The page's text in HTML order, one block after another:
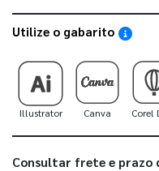
Utilize o gabarito Saiba
Illustrator Canva Corel
Consultar frete e prazo